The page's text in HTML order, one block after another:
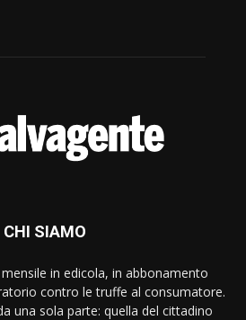
CHI SIAMO
mensile in edicola, in abbonamento
contro le truffe al consumatore.
una sola parte: quella del cittadino